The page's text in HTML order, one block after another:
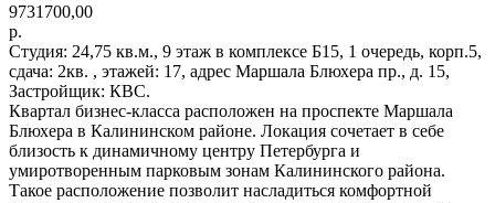
9731700,00
р.
Студия: 24,75 кв.м., 9 этаж в комплексе Б15, 1 очередь, корп.5,
сдача: 2кв. , этажей: 17, адрес Маршала Блюхера пр., д. 15,
Застройщик: КВС.
Квартал бизнес-класса расположен на проспекте Маршала
Блюхера в Калининском районе. Локация сочетает в себе
близость к динамичному центру Петербурга и
умиротворенным парковым зонам Калининского района.
Такое расположение позволит насладиться комфортной